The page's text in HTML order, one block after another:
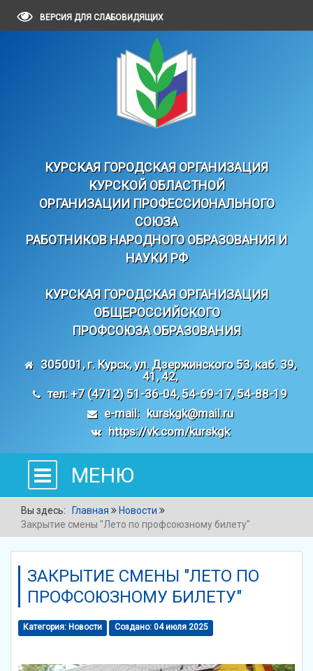
ВЕРСИЯ ДЛЯ СЛАБОВИДЯЩИХ
КУРСКАЯ ГОРОДСКАЯ ОРГАНИЗАЦИЯ
КУРСКОЙ ОБЛАСТНОЙ
ОРГАНИЗАЦИИ ПРОФЕССИОНАЛЬНОГО
СОЮЗА
РАБОТНИКОВ НАРОДНОГО ОБРАЗОВАНИЯ И
НАУКИ РФ
КУРСКАЯ ГОРОДСКАЯ ОРГАНИЗАЦИЯ
ОБЩЕРОССИЙСКОГО
ПРОФСОЮЗА ОБРАЗОВАНИЯ
305001, г. Курск, ул. Дзержинского 53, каб. 39,
41, 42,
тел: +7 (4712) 51-36-04, 54-69-17, 54-88-19
e-mail: kurskgk@mail.ru
https://vk.com/kurskgk
МЕНЮ
Вы здесь: Главная
Новости
Закрытие смены "Лето по профсоюзному билету"
ЗАКРЫТИЕ СМЕНЫ "ЛЕТО ПО
ПРОФСОЮЗНОМУ БИЛЕТУ"
Категория: Новости Создано: 04 июля 2025